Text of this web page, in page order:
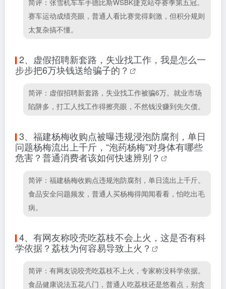
简评：张雪机车车手德比斯WSBK捷克站夺赛季第五冠。
赛车运动成绩亮眼，普通人看比赛觉得刺激，但积分规则
太复杂搞不懂。
2、 虚假招聘新套路，失业找工作，我是怎么一
步步把6万块钱送给骗子的？
简评：虚假招聘新套路，失业找工作被骗6万。就业市场
陷阱多，打工人找工作得擦亮眼，不然钱没赚到先欠债。
3、 福建杨梅收购点被曝违规浸泡防腐剂，单日
问题杨梅流出上千斤，“泡药杨梅”对身体有哪些
危害？普通消费者该如何快速辨别？
简评：福建杨梅收购点违规泡防腐剂，单日流出上千斤。
食品安全问题频发，普通人买杨梅得闻闻看看，怕吃出毛
病。
4、 有网友称咬壳吃荔枝不会上火，这是否有科
学依据？荔枝为何容易导致上火？
简评：有网友说咬壳吃荔枝不上火，专家称没科学依据。
食品健康说法五花八门，普通人吃荔枝还是悠着点，别贪